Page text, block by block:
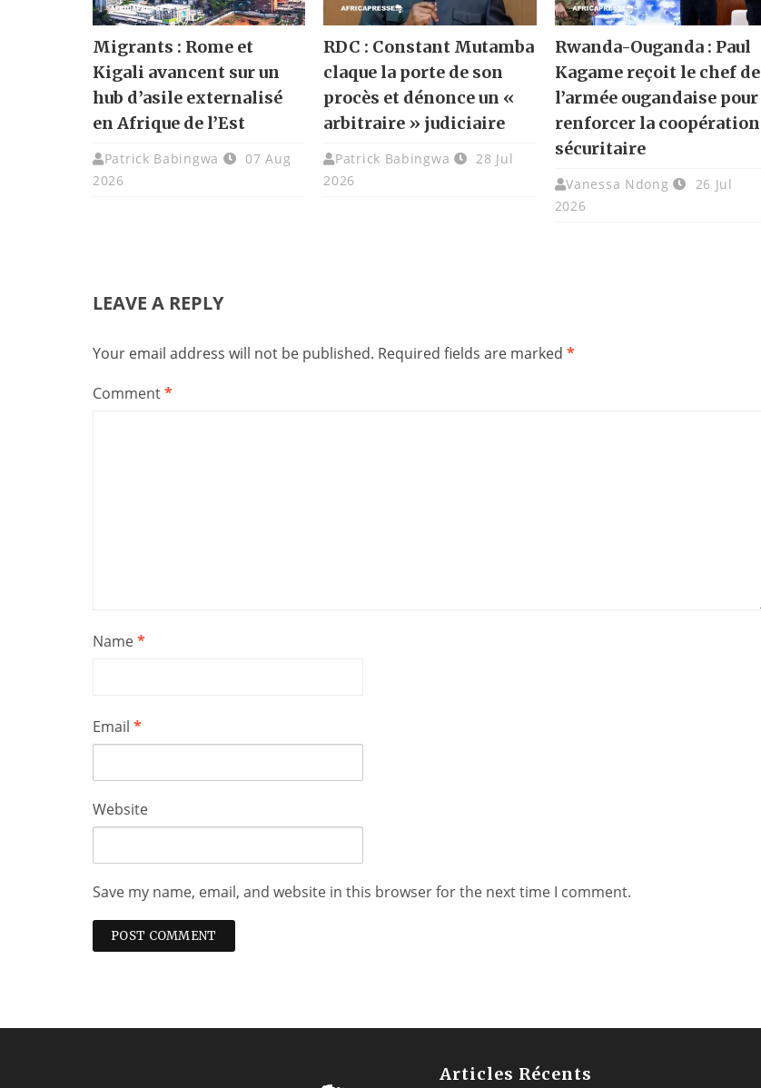
Migrants : Rome et
Kigali avancent sur un
hub d’asile externalisé
en Afrique de l’Est
Patrick Babingwa
07 Aug
2026
RDC : Constant Mutamba
claque la porte de son
procès et dénonce un «
arbitraire » judiciaire
Patrick Babingwa
28 Jul
2026
Rwanda-Ouganda : Paul
Kagame reçoit le chef de
l’armée ougandaise pour
renforcer la coopération
sécuritaire
Vanessa Ndong
26 Jul
2026
LEAVE A REPLY
Your email address will not be published. Required fields are marked *
Comment*
Name*
Email *
Website
Save my name, email, and website in this browser for the next time I comment.
Articles Récents